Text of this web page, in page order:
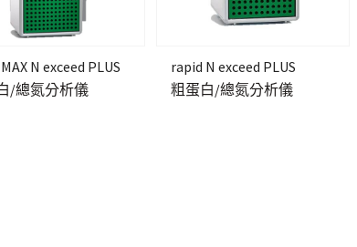
N exceed PLUS
/總氮分析儀
rapid N exceed PLUS
粗蛋白/總氮分析儀